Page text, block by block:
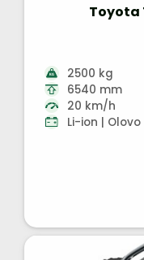
Toyota
2500 kg
6540 mm
20 km/h
Li-ion | Olovo